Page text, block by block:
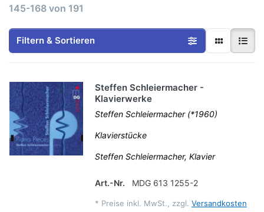
145-168 von 191
Filtern & Sortieren
Steffen Schleiermacher -
Klavierwerke
Steffen Schleiermacher (*1960)
Klavierstücke
Steffen Schleiermacher, Klavier
Art.-Nr. MDG 613 1255-2
* Preise inkl. MwSt., zzgl. Versandkosten